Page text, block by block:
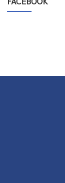
FACEBOOK